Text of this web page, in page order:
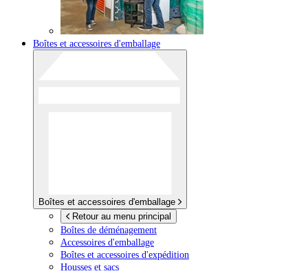
Boîtes et accessoires d'emballage
Boîtes et accessoires d'emballage
Retour au menu principal
Boîtes de déménagement
Accessoires d'emballage
Boîtes et accessoires d'expédition
Housses et sacs